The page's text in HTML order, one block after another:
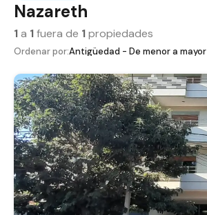
Nazareth
1a 1fuera de 1propiedades
Ordenar por:Antigüedad - De menor a mayor